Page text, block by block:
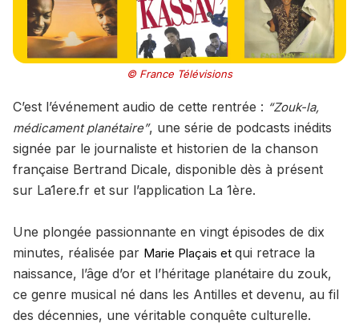
© France Télévisions
C’est l’événement audio de cette rentrée : “Zouk-la,
médicament planétaire”, une série de podcasts inédits
signée par le journaliste et historien de la chanson
française Bertrand Dicale, disponible dès à présent
sur La1ere.fr et sur l’application La 1ère.
Une plongée passionnante en vingt épisodes de dix
minutes, réalisée par Marie Plaçais et qui retrace la
naissance, l’âge d’or et l’héritage planétaire du zouk,
ce genre musical né dans les Antilles et devenu, au fil
des décennies, une véritable conquête culturelle.